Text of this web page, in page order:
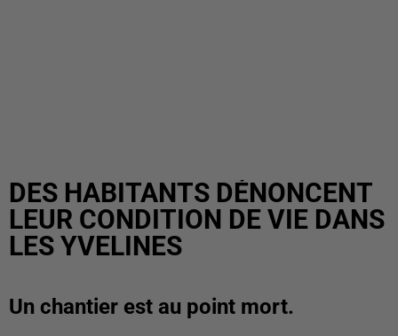
DES HABITANTS DÉNONCENT
LEUR CONDITION DE VIE DANS
LES YVELINES
Un chantier est au point mort.